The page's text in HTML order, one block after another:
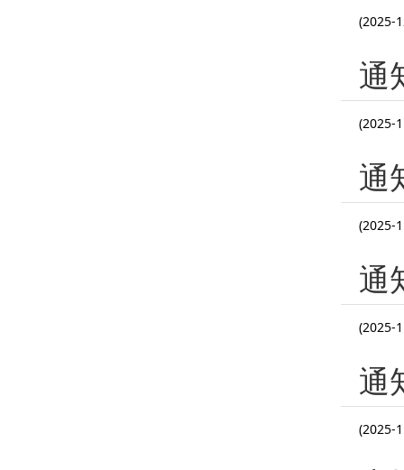
(2025-
通
(2025-
通
(2025-
通
(2025-
通
(2025-